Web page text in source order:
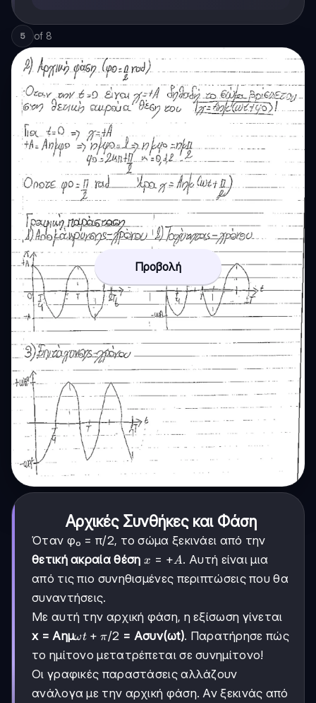
5 of 8
Προβολή
Αρχικές Συνθήκες και Φάση
Όταν φ₀ = π/2, το σώμα ξεκινάει από την
θετική ακραία θέση x
=
+A
x = +A. Αυτή είναι μια
από τις πιο συνηθισμένες περιπτώσεις που θα
συναντήσεις.
Με αυτή την αρχική φάση, η εξίσωση γίνεται
x = Αημωt
+
π/2
ωt + π/2 = Ασυν(ωt). Παρατήρησε πώς
το ημίτονο μετατρέπεται σε συνημίτονο!
Οι γραφικές παραστάσεις αλλάζουν
ανάλογα με την αρχική φάση. Αν ξεκινάς από